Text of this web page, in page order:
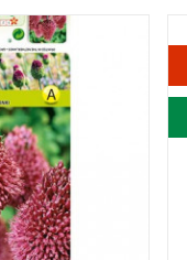
inflorescências
decorativas
45 - 50 cm
20- 25 cm
lugar ensolarado